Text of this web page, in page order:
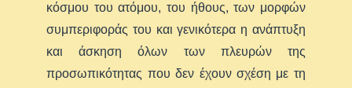
κόσμου του ατόμου, του ήθους, των μορφών
συμπεριφοράς του και γενικότερα η ανάπτυξη
και άσκηση όλων των πλευρών της
προσωπικότητας που δεν έχουν σχέση με τη